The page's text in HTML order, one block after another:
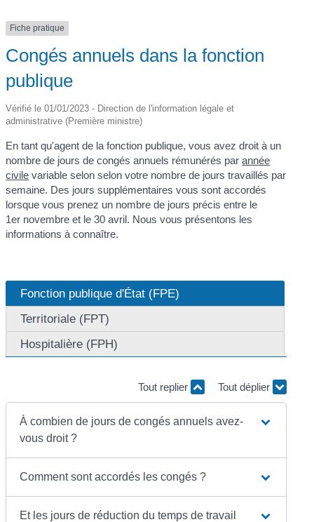
Fiche pratique
Congés annuels dans la fonction
publique
Vérifié le 01/01/2023 - Direction de l'information légale et
administrative (Première ministre)
En tant qu'agent de la fonction publique, vous avez droit à un
nombre de jours de congés annuels rémunérés parannée
civile variable selon selon votre nombre de jours travaillés par
semaine. Des jours supplémentaires vous sont accordés
lorsque vous prenez un nombre de jours précis entre le
1er novembre et le 30 avril. Nous vous présentons les
informations à connaître.
Fonction publique d'État (FPE)
Territoriale (FPT)
Hospitalière (FPH)
Tout replier Tout déplier
À combien de jours de congés annuels avez-
vous droit ?
Comment sont accordés les congés ?
Et les jours de réduction du temps de travail